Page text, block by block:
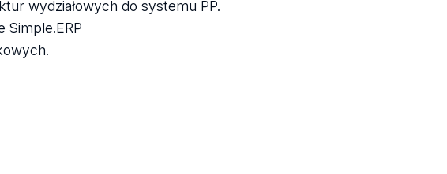
wydziałowych do systemu PP.
Simple.ERP